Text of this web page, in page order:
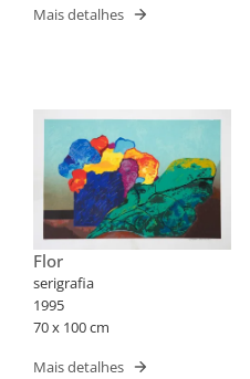
Mais detalhes
Flor
serigrafia
1995
70 x 100 cm
Mais detalhes